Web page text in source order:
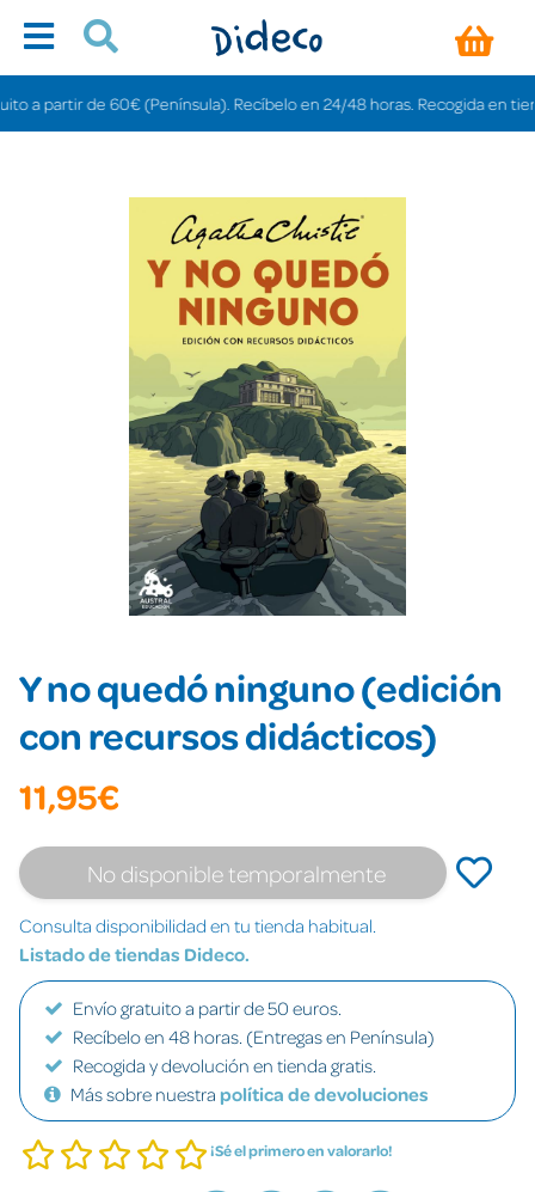
partir de 60€ (Península). Recíbelo en 24/48 horas. Recogida en tiendas
Y no quedó ninguno (edición
con recursos didácticos)
11,95€
No disponible temporalmente
Consulta disponibilidad en tu tienda habitual.
Listado de tiendas Dideco.
Envío gratuito a partir de 50 euros.
Recíbelo en 48 horas. (Entregas en Península)
Recogida y devolución en tienda gratis.
Más sobre nuestra política de devoluciones
¡Sé el primero en valorarlo!